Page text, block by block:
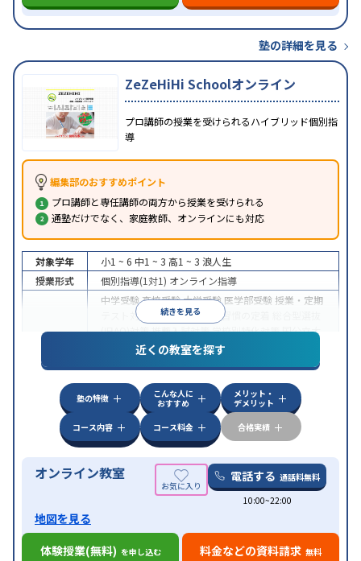
塾の詳細を見る
ZeZeHiHi Schoolオンライン
プロ講師の授業を受けられるハイブリッド個別指
導
編集部のおすすめポイント
プロ講師と専任講師の両方から授業を受けられる
通塾だけでなく、家庭教師、オンラインにも対応
続きを見る
対象学年 小1 ~ 6 中1 ~ 3 高1 ~ 3 浪人生
授業形式
個別指導(1対1) オンライン指導
中学受験高校受験大学受験 医学部受験 授業・定期
テスト対策
内申点対策 学習習慣の定着
(旧AO)対策推薦入試対策学校別特化対策国公立大
私大対策共通テスト対策
英語・英会話特化
特徴
中高一貫校生に対応授業の振替可能 不登校生に対
オンライン対応 1科目から受講可能季節講習の
みの受講可
自習室あり
近くの教室を探す
塾の特徴
こんな人に
おすすめ
メリット・
デメリット
コース内容
コース料金 合格実績
オンライン教室 電話する 通話料無料
10:00~22:00
地図を見る
体験授業(無料) を申し込む 料金などの資料請求 無料